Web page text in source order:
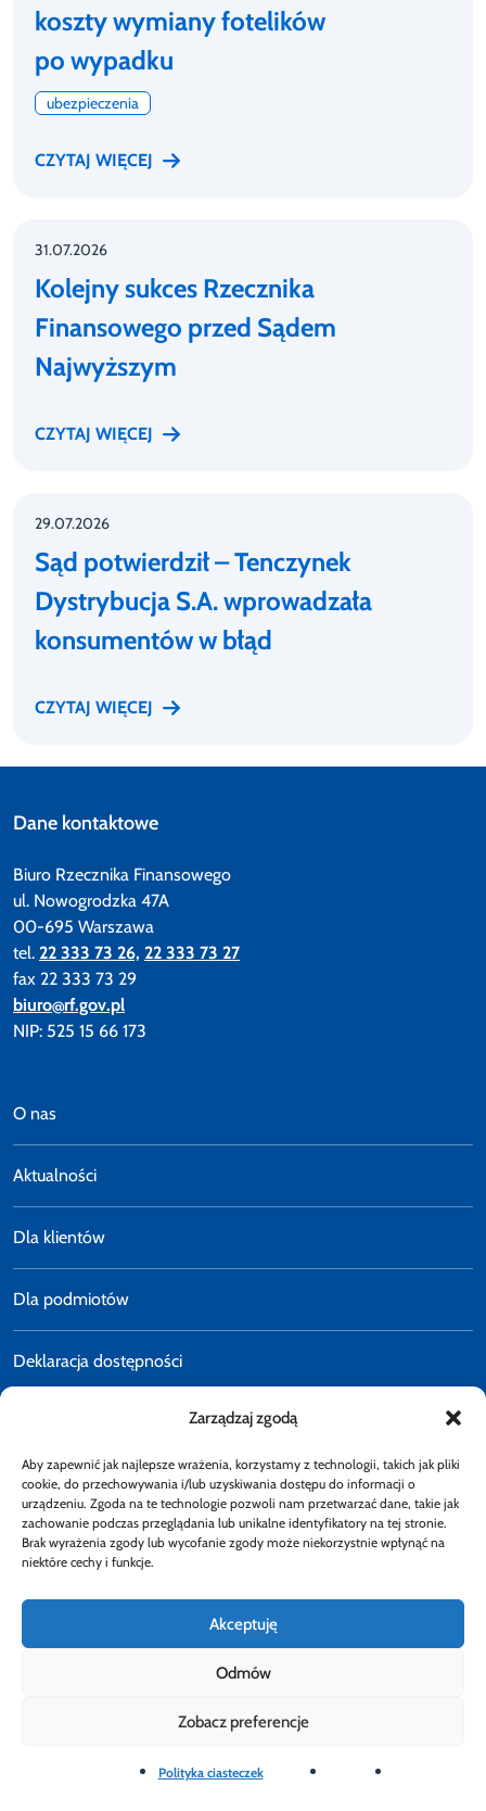
Zarządzaj zgodą
Aby zapewnić jak najlepsze wrażenia, korzystamy z technologii, takich jak pliki
cookie, do przechowywania i/lub uzyskiwania dostępu do informacji o
urządzeniu. Zgoda na te technologie pozwoli nam przetwarzać dane, takie jak
zachowanie podczas przeglądania lub unikalne identyfikatory na tej stronie.
Brak wyrażenia zgody lub wycofanie zgody może niekorzystnie wpłynąć na
niektóre cechy i funkcje.
Akceptuję
Odmów
Zobacz preferencje
Polityka ciasteczek
koszty wymiany fotelików
po wypadku
ubezpieczenia
CZYTAJ WIĘCEJ
31.07.2026
Kolejny sukces Rzecznika
Finansowego przed Sądem
Najwyższym
CZYTAJ WIĘCEJ
29.07.2026
Sąd potwierdził – Tenczynek
Dystrybucja S.A. wprowadzała
konsumentów w błąd
CZYTAJ WIĘCEJ
Dane kontaktowe
Biuro Rzecznika Finansowego
ul. Nowogrodzka 47A
00-695 Warszawa
tel. 22 333 73 26, 22 333 73 27
fax 22 333 73 29
biuro@rf.gov.pl
NIP: 525 15 66 173
O nas
Aktualności
Dla klientów
Dla podmiotów
Deklaracja dostępności
E-faktury
Dostępność